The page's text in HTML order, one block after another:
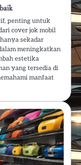
penting untuk
cover jok mobil
sekadar
meningkatkan
estetika
yang tersedia di
manfaat